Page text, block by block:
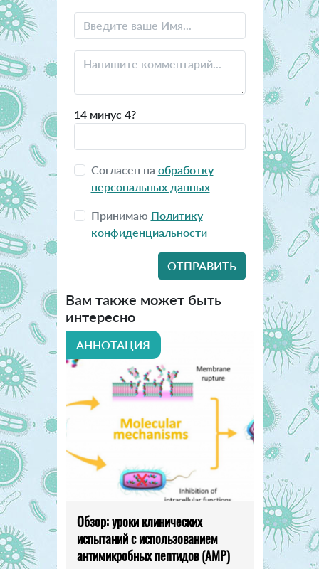
14 минус 4?
Согласен на обработку
персональных данных
Принимаю Политику
конфиденциальности
Вам также может быть
интересно
АННОТАЦИЯ
Обзор: уроки клинических
испытаний с использованием
антимикробных пептидов (AMP)